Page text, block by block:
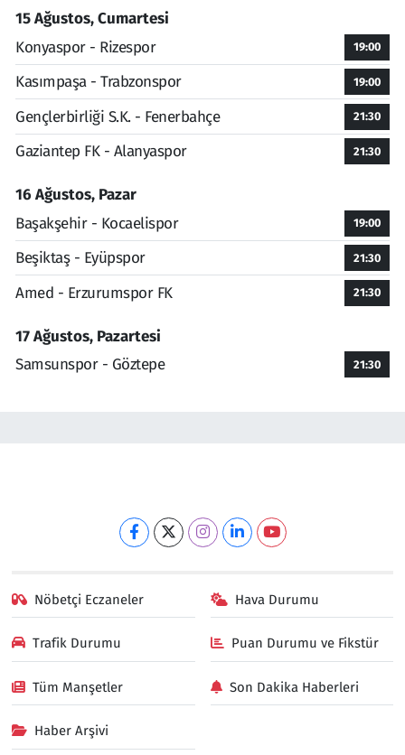
15 Ağustos, Cumartesi
Konyaspor - Rizespor
19:00
Kasımpaşa - Trabzonspor 19:00
Gençlerbirliği S.K. - Fenerbahçe 21:30
Gaziantep FK - Alanyaspor 21:30
16 Ağustos, Pazar
Başakşehir - Kocaelispor
19:00
Beşiktaş - Eyüpspor 21:30
Amed - Erzurumspor FK 21:30
17 Ağustos, Pazartesi
Samsunspor - Göztepe
21:30
Nöbetçi Eczaneler Hava Durumu
Trafik Durumu Puan Durumu ve Fikstür
Tüm Manşetler Son Dakika Haberleri
Haber Arşivi